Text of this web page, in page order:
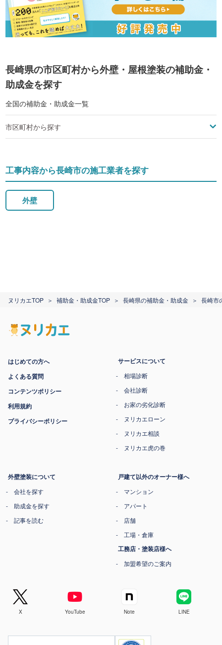
長崎県の市区町村から外壁・屋根塗装の補助金・
助成金を探す
全国の補助金・助成金一覧
市区町村から探す
工事内容から長崎市の施工業者を探す
外壁
ヌリカエTOP 補助金・助成金TOP 長崎県の補助金・助成金 長崎市
はじめての方へ
よくある質問
コンテンツポリシー
利用規約
プライバシーポリシー
サービスについて
相場診断
会社診断
お家の劣化診断
ヌリカエローン
ヌリカエ相談
ヌリカエ虎の巻
外壁塗装について
会社を探す
助成金を探す
記事を読む
戸建て以外のオーナー様へ
マンション
アパート
店舗
工場・倉庫
工務店・塗装店様へ
加盟希望のご案内
X YouTube Note LINE